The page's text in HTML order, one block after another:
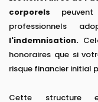
corporels
professionnels
l'indemnisation.
honoraires que si
risque financier initial
Cette structure